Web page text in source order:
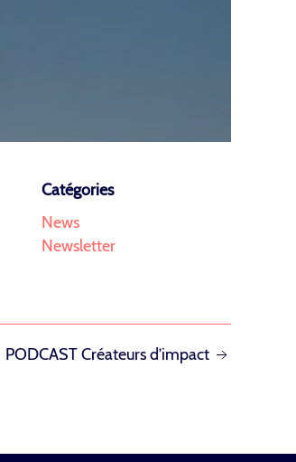
Catégories
News
Newsletter
PODCAST Créateurs d’impact